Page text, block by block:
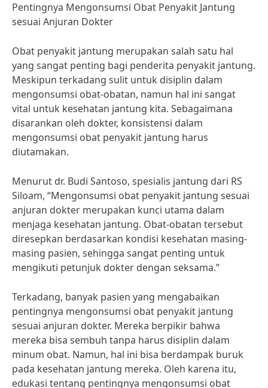
Pentingnya Mengonsumsi Obat Penyakit Jantung
sesuai Anjuran Dokter
Obat penyakit jantung merupakan salah satu hal
yang sangat penting bagi penderita penyakit jantung.
Meskipun terkadang sulit untuk disiplin dalam
mengonsumsi obat-obatan, namun hal ini sangat
vital untuk kesehatan jantung kita. Sebagaimana
disarankan oleh dokter, konsistensi dalam
mengonsumsi obat penyakit jantung harus
diutamakan.
Menurut dr. Budi Santoso, spesialis jantung dari RS
Siloam, “Mengonsumsi obat penyakit jantung sesuai
anjuran dokter merupakan kunci utama dalam
menjaga kesehatan jantung. Obat-obatan tersebut
diresepkan berdasarkan kondisi kesehatan masing-
masing pasien, sehingga sangat penting untuk
mengikuti petunjuk dokter dengan seksama.”
Terkadang, banyak pasien yang mengabaikan
pentingnya mengonsumsi obat penyakit jantung
sesuai anjuran dokter. Mereka berpikir bahwa
mereka bisa sembuh tanpa harus disiplin dalam
minum obat. Namun, hal ini bisa berdampak buruk
pada kesehatan jantung mereka. Oleh karena itu,
edukasi tentang pentingnya mengonsumsi obat